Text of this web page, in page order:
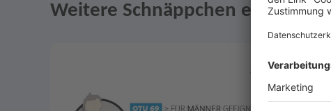
Weitere Schnäppchen entdecken
Merken